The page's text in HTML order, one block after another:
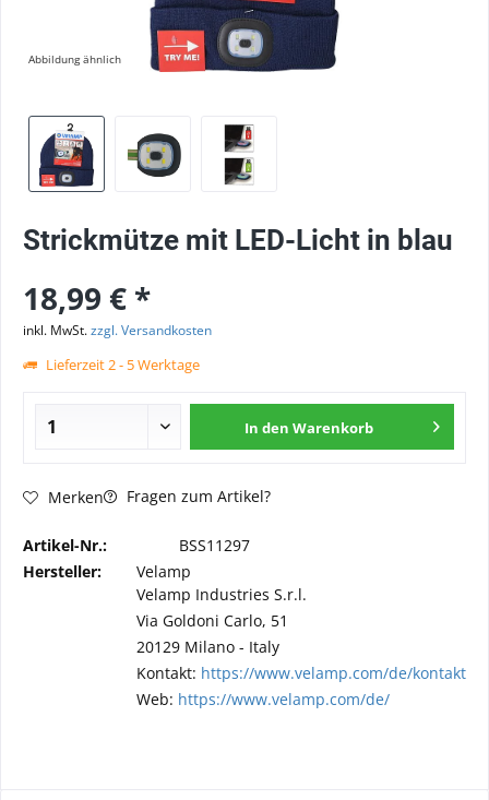
Abbildung ähnlich
Strickmütze mit LED-Licht in blau
18,99 € *
inkl. MwSt.zzgl. Versandkosten
Lieferzeit 2 - 5 Werktage
In den Warenkorb
Merken Fragen zum Artikel?
Artikel-Nr.:
BSS11297
Hersteller:
Velamp
Velamp Industries S.r.l.
Via Goldoni Carlo, 51
20129 Milano - Italy
Kontakt: https://www.velamp.com/de/kontakt
Web: https://www.velamp.com/de/